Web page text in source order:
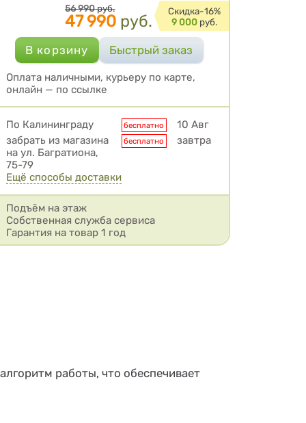
Цена
56 990руб.
47 990 руб.
Cкидка-16%
9 000 руб.
Оплата наличными, курьеру по карте,
онлайн — по ссылке
Условия доставки
По Калининграду бесплатно
10 Авг
забрать из магазина
на ул. Багратиона,
75-79
бесплатно завтра
Ещё способы доставки
Подъём на этаж
Собственная служба сервиса
Гарантия на товар 1 год
работы, что обеспечивает